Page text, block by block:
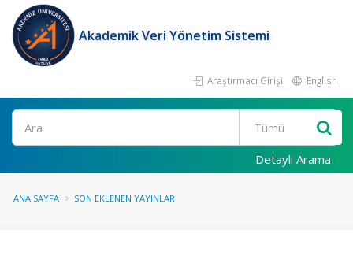
Akademik Veri Yönetim Sistemi
Araştırmacı Girişi English
Ara
Detaylı Arama
ANA SAYFA SON EKLENEN YAYINLAR